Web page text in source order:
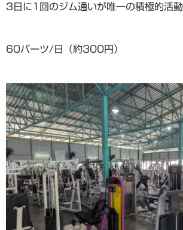
3日に1回のジム通いが唯一の積極的活動
60バーツ/日（約300円）